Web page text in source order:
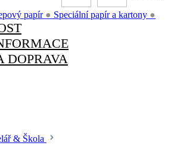
papír ● Speciální papír a kartony ●
DOPRAVA
& Škola